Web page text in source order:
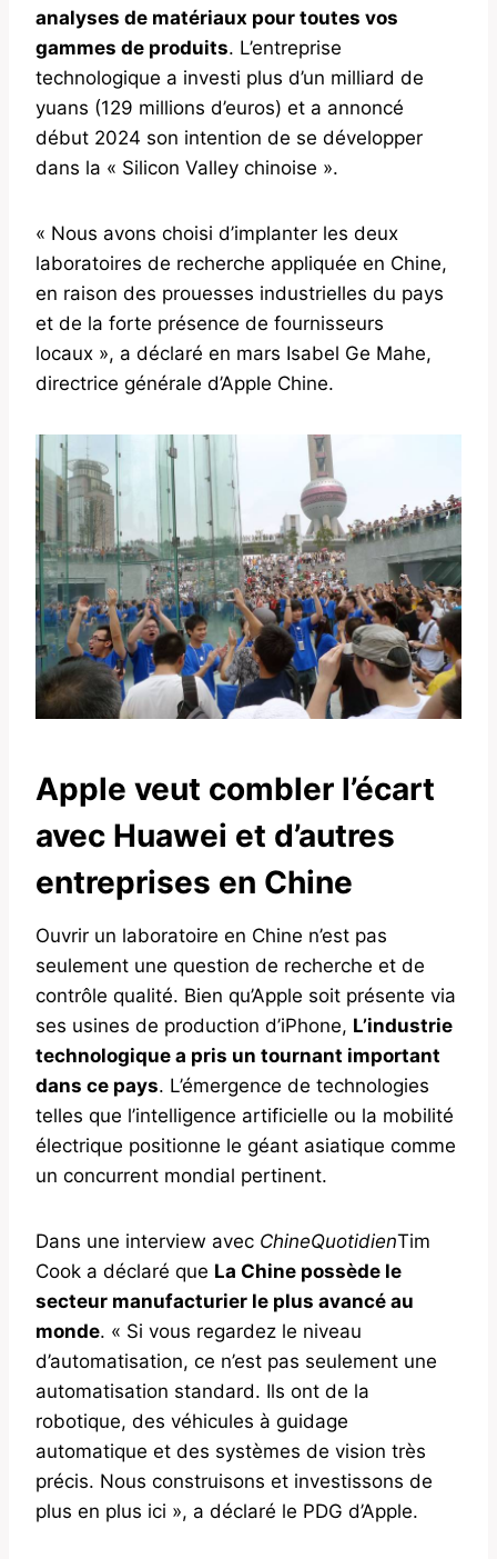
analyses de matériaux pour toutes vos
gammes de produits. L’entreprise
technologique a investi plus d’un milliard de
yuans (129 millions d’euros) et a annoncé
début 2024 son intention de se développer
dans la « Silicon Valley chinoise ».
« Nous avons choisi d’implanter les deux
laboratoires de recherche appliquée en Chine,
en raison des prouesses industrielles du pays
et de la forte présence de fournisseurs
locaux », a déclaré en mars Isabel Ge Mahe,
directrice générale d’Apple Chine.
Apple veut combler l’écart
avec Huawei et d’autres
entreprises en Chine
Ouvrir un laboratoire en Chine n’est pas
seulement une question de recherche et de
contrôle qualité. Bien qu’Apple soit présente via
ses usines de production d’iPhone, L’industrie
technologique a pris un tournant important
dans ce pays. L’émergence de technologies
telles que l’intelligence artificielle ou la mobilité
électrique positionne le géant asiatique comme
un concurrent mondial pertinent.
Dans une interview avec ChineQuotidienTim
Cook a déclaré que La Chine possède le
secteur manufacturier le plus avancé au
monde. « Si vous regardez le niveau
d’automatisation, ce n’est pas seulement une
automatisation standard. Ils ont de la
robotique, des véhicules à guidage
automatique et des systèmes de vision très
précis. Nous construisons et investissons de
plus en plus ici », a déclaré le PDG d’Apple.